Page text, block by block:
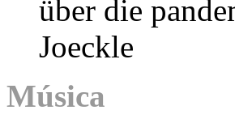
über die
Joeckle
Música